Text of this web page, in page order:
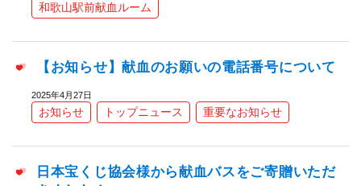
和歌山駅前献血ルーム
【お知らせ】献血のお願いの電話番号について
2025年4月27日
お知らせ トップニュース 重要なお知らせ
日本宝くじ協会様から献血バスをご寄贈いただ